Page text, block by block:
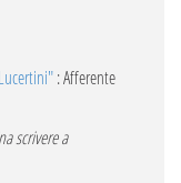
: Afferente
scrivere a